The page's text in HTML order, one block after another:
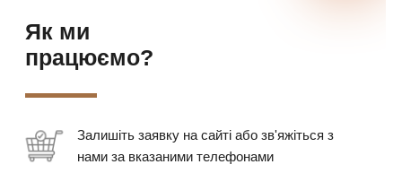
Як ми
працюємо?
Залишіть заявку на сайті або зв'яжіться з
нами за вказаними телефонами